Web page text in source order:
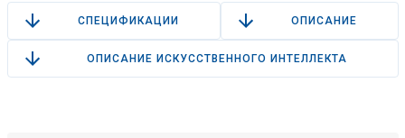
СПЕЦИФИКАЦИИ ОПИСАНИЕ
ОПИСАНИЕ ИСКУССТВЕННОГО ИНТЕЛЛЕКТА